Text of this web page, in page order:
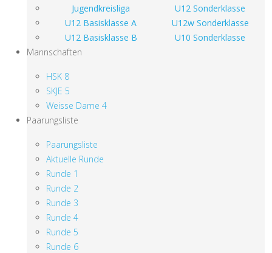
Jugendkreisliga
U12 Sonderklasse
U12 Basisklasse A
U12w Sonderklasse
U12 Basisklasse B
U10 Sonderklasse
Mannschaften
HSK 8
SKJE 5
Weisse Dame 4
Paarungsliste
Paarungsliste
Aktuelle Runde
Runde 1
Runde 2
Runde 3
Runde 4
Runde 5
Runde 6